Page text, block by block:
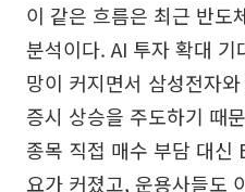
이 같은 흐름은 최근 반도
분석이다. AI 투자 확대
망이 커지면서 삼성전자
증시 상승을 주도하기 때
종목 직접 매수 부담 대신
요가 커졌고, 운용사들도